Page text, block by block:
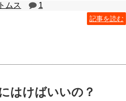
ムス 1
記事を読む
はけばいいの？